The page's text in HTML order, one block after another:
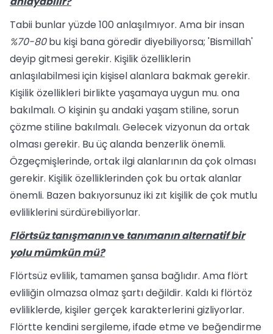
Tabii bunlar yüzde 100 anlaşılmıyor. Ama bir insan
%70-80bu kişi bana göre­dir diyebiliyorsa; 'Bismillah'
deyip gitmesi gerekir. Kişilik özelliklerin
anlaşılabilmesi için kişisel alanlara bakmak gerekir.
Kişilik özellikleri birlikte yaşamaya uygun mu. ona
bakılmalı. O kişinin şu andaki yaşam stili­ne, sorun
çözme stiline bakılmalı. Gelecek vizyonun da ortak
olması gerekir. Bu üç alanda benzerlik önemli.
Özgeçmişlerinde, ortak ilgi alanlarının da çok olması
gerekir. Kişilik özelliklerinden çok bu ortak alanlar
önemli. Bazen bakıyorsunuz iki zıt kişilik de çok mutlu
evliliklerini sürdürebiliyorlar.
Flörtsüz tanışmanınve tanımanınalternatif bir
yolu mümkün mü?
Flörtsüz evlilik, tamamen şansa bağ­lıdır. Ama flört
evliliğin olmazsa olmaz şartı değildir. Kaldı ki flörtöz
evliliklerde, kişiler gerçek karakterlerini gizliyorlar.
Flörtte kendini sergileme, ifade etme ve beğendirme